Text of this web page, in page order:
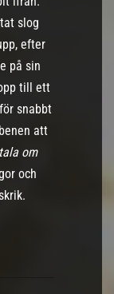
slog
efter
på sin
till ett
snabbt
att
om
och